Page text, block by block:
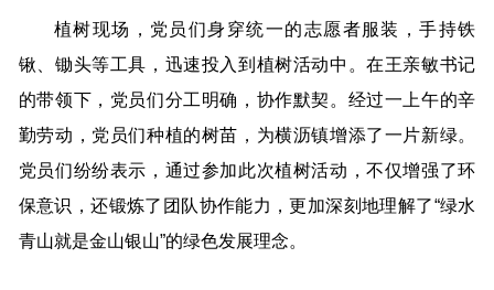
植树现场，党员们身穿统一的志愿者服装，手持铁
锹、锄头等工具，迅速投入到植树活动中。在王亲敏书记
的带领下，党员们分工明确，协作默契。经过一上午的辛
勤劳动，党员们种植的树苗，为横沥镇增添了一片新绿。
党员们纷纷表示，通过参加此次植树活动，不仅增强了环
保意识，还锻炼了团队协作能力，更加深刻地理解了“绿水
青山就是金山银山”的绿色发展理念。